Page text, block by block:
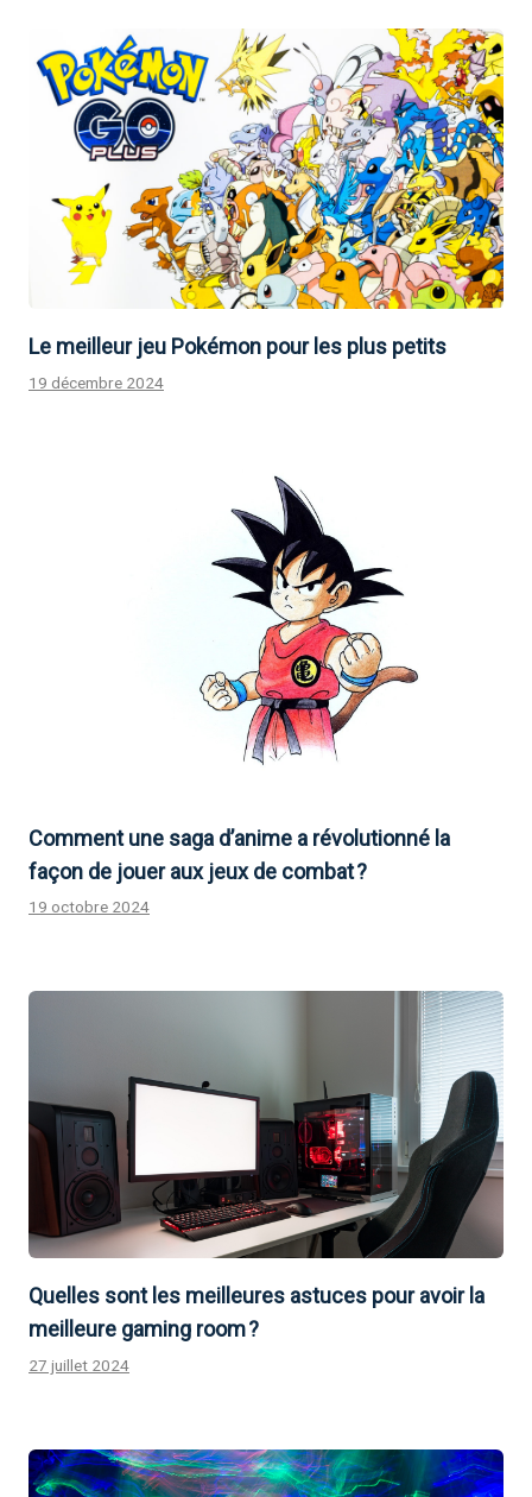
Le meilleur jeu Pokémon pour les plus petits
19 décembre 2024
Comment une saga d’anime a révolutionné la
façon de jouer aux jeux de combat ?
19 octobre 2024
Quelles sont les meilleures astuces pour avoir la
meilleure gaming room ?
27 juillet 2024